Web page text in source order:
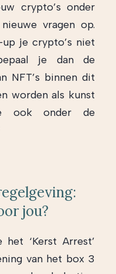
crypto’s onder
vragen op.
je crypto’s niet
je dan de
NFT’s binnen dit
worden als kunst
ook onder de
jou?
‘Kerst Arrest’
van het box 3